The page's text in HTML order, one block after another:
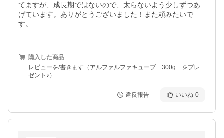
てますが、成長期ではないので、太らないよう少しずつあ
げています。ありがとうございました！また頼みたいで
す。
購入した商品
レビューを/書きます（アルファルファキューブ 300g をプレ
ゼント♪）
違反報告 いいね 0